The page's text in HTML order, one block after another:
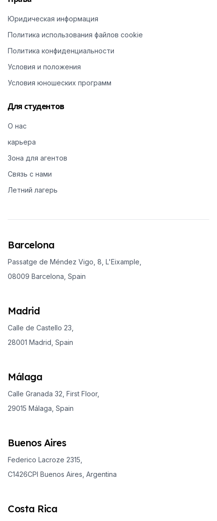
Юридическая информация
Политика использования файлов cookie
Политика конфиденциальности
Условия и положения
Условия юношеских программ
Для студентов
О нас
карьера
Зона для агентов
Связь с нами
Летний лагерь
Barcelona
Passatge de Méndez Vigo, 8, L'Eixample,
08009 Barcelona, Spain
Madrid
Calle de Castello 23,
28001 Madrid, Spain
Málaga
Calle Granada 32, First Floor,
29015 Málaga, Spain
Buenos Aires
Federico Lacroze 2315,
C1426CPI Buenos Aires, Argentina
Costa Rica